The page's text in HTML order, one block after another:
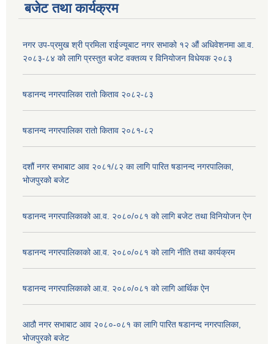
बजेट तथा कार्यक्रम
नगर उप-प्रमुख श्री प्रमिला राईज्यूबाट नगर सभाको १२ ‍औं अधिवेशनमा आ.व.
२०८३-८४ को लागि प्रस्तुत बजेट वक्तव्य र विनियोजन विधेयक २०८३
षडानन्द नगरपालिका रातो किताव २०८२-८३
षडानन्द नगरपालिका रातो किताव २०८१-८२
दशौं नगर सभाबाट आव २०८१/८२ का लागि पारित षडानन्द नगरपालिका,
भोजपुरको बजेट
षडानन्द नगरपालिकाको आ.व. २०८०/०८१ को लागि बजेट तथा विनियोजन ऐन
षडानन्द नगरपालिकाको आ.व. २०८०/०८१ को लागि नीति तथा कार्यक्रम
षडानन्द नगरपालिकाको आ.व. २०८०/०८१ को लागि आर्थिक ऐन
आठौ नगर सभाबाट आव २०८०-०८१ का लागि पारित षडानन्द नगरपालिका,
भोजपुरको बजेट